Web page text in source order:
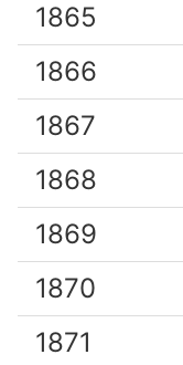
1865
1866
1867
1868
1869
1870
1871